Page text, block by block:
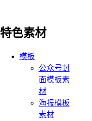
特色素材
模板
公众号封
面模板素
材
海报模板
素材